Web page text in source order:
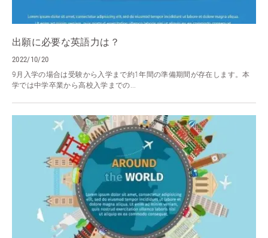
出願に必要な英語力は？
2022/10/20
9月入学の場合は受験から入学まで約1年間の準備期間が存在します。本
学では中学卒業から高校入学までの...